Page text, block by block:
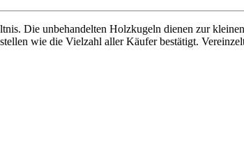
Die unbehandelten Holzkugeln dienen zur
wie die Vielzahl aller Käufer bestätigt.